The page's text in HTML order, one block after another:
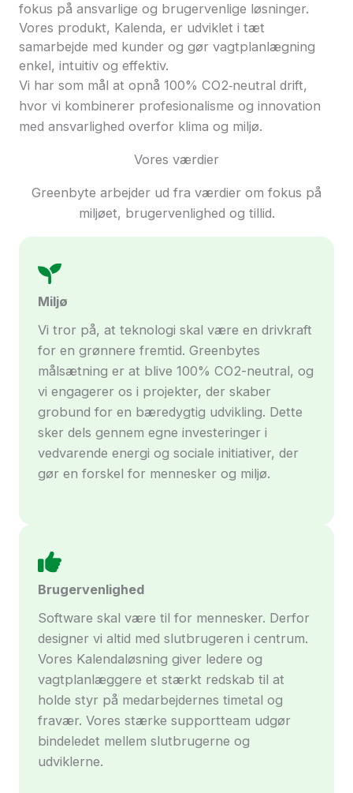
fokus på ansvarlige og brugervenlige løsninger.
Vores produkt, Kalenda, er udviklet i tæt
samarbejde med kunder og gør vagtplanlægning
enkel, intuitiv og effektiv.
Vi har som mål at opnå 100% CO2‑neutral drift,
hvor vi kombinerer profesionalisme og innovation
med ansvarlighed overfor klima og miljø.
Vores værdier
Greenbyte arbejder ud fra værdier om fokus på
miljøet, brugervenlighed og tillid.
Miljø
Vi tror på, at teknologi skal være en drivkraft
for en grønnere fremtid. Greenbytes
målsætning er at blive 100% CO2-neutral, og
vi engagerer os i projekter, der skaber
grobund for en bæredygtig udvikling. Dette
sker dels gennem egne investeringer i
vedvarende energi og sociale initiativer, der
gør en forskel for mennesker og miljø.
Brugervenlighed
Software skal være til for mennesker. Derfor
designer vi altid med slutbrugeren i centrum.
Vores Kalendaløsning giver ledere og
vagtplanlæggere et stærkt redskab til at
holde styr på medarbejdernes timetal og
fravær. Vores stærke supportteam udgør
bindeledet mellem slutbrugerne og
udviklerne.